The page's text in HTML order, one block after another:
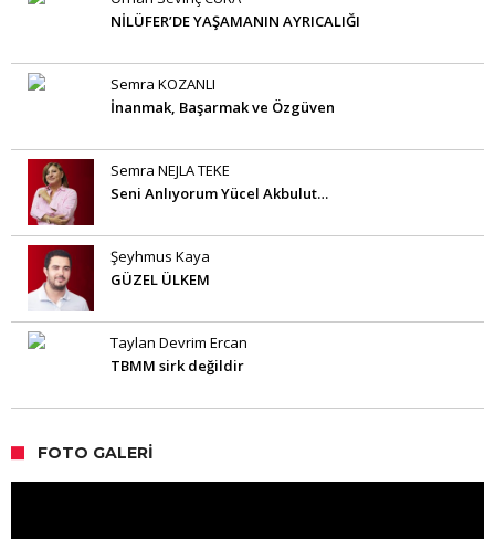
NİLÜFER’DE YAŞAMANIN AYRICALIĞI
Semra KOZANLI
İnanmak, Başarmak ve Özgüven
Semra NEJLA TEKE
Seni Anlıyorum Yücel Akbulut…
Şeyhmus Kaya
GÜZEL ÜLKEM
Taylan Devrim Ercan
TBMM sirk değildir
FOTO GALERI